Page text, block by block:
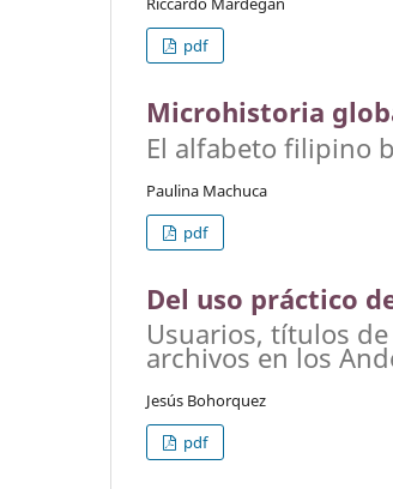
pdf
Microhistoria
El alfabeto filipino
Paulina Machuca
pdf
Del uso práctico
Usuarios, títulos
archivos en los
Jesús Bohorquez
pdf